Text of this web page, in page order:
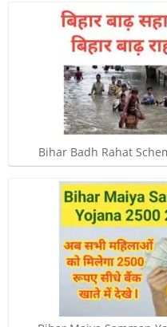
Bihar Badh Rahat